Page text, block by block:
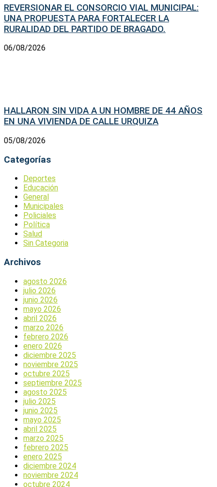
REVERSIONAR EL CONSORCIO VIAL MUNICIPAL:
UNA PROPUESTA PARA FORTALECER LA
RURALIDAD DEL PARTIDO DE BRAGADO.
06/08/2026
HALLARON SIN VIDA A UN HOMBRE DE 44 AÑOS
EN UNA VIVIENDA DE CALLE URQUIZA
05/08/2026
Categorías
Deportes
Educación
General
Municipales
Policiales
Política
Salud
Sin Categoria
Archivos
agosto 2026
julio 2026
junio 2026
mayo 2026
abril 2026
marzo 2026
febrero 2026
enero 2026
diciembre 2025
noviembre 2025
octubre 2025
septiembre 2025
agosto 2025
julio 2025
junio 2025
mayo 2025
abril 2025
marzo 2025
febrero 2025
enero 2025
diciembre 2024
noviembre 2024
octubre 2024